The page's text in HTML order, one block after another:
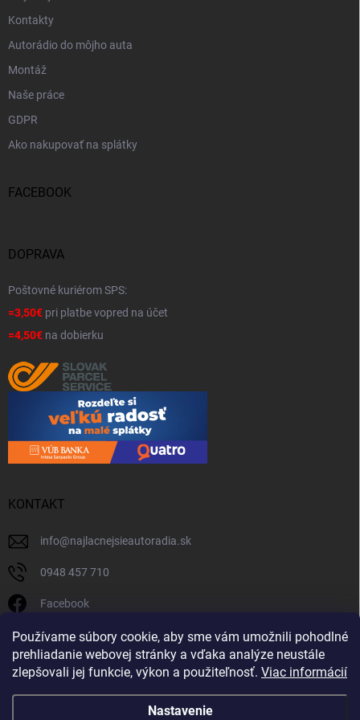
Používame súbory cookie, aby sme vám umožnili pohodlné
prehliadanie webovej stránky a vďaka analýze neustále
zlepšovali jej funkcie, výkon a použiteľnosť. Viac informácií
Nastavenie
Kontakty
Autorádio do môjho auta
Montáž
Naše práce
GDPR
Ako nakupovať na splátky
FACEBOOK
DOPRAVA
Poštovné kuriérom SPS:
=3,50€ pri platbe vopred na účet
=4,50€ na dobierku
KONTAKT
info@najlacnejsieautoradia.sk
0948 457 710
Facebook
najlacnejsieautoradia.sk
Youtube